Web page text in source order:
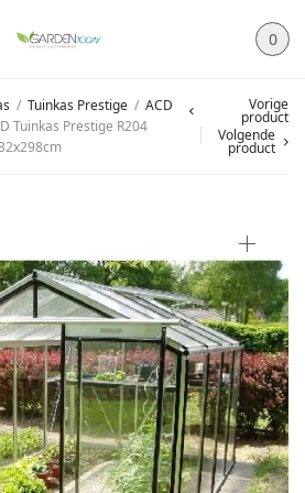
0
/ Tuinkas Prestige / ACD
Tuinkas Prestige R204
Vorige
product
Volgende
product